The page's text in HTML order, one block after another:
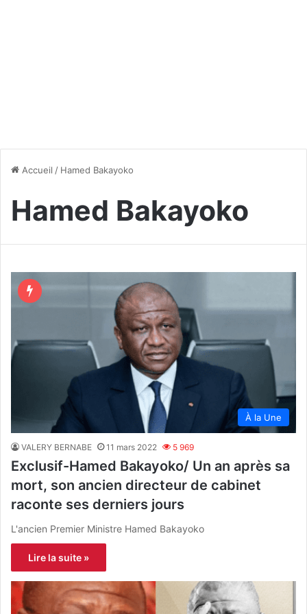
Accueil / Hamed Bakayoko
Hamed Bakayoko
À la Une
VALERY BERNABE 11 mars 2022 5 969
Exclusif-Hamed Bakayoko/ Un an après sa
mort, son ancien directeur de cabinet
raconte ses derniers jours
L'ancien Premier Ministre Hamed Bakayoko
Lire la suite »